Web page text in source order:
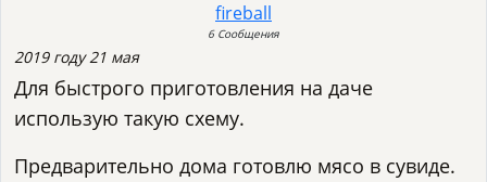
fireball
6 Сообщения
2019 году 21 мая
Для быстрого приготовления на даче
использую такую схему.
Предварительно дома готовлю мясо в сувиде.